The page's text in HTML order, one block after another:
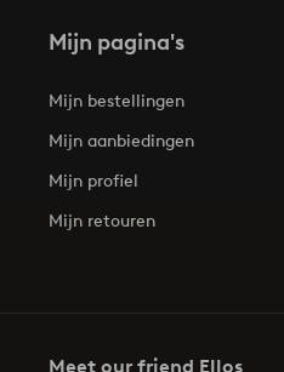
Mijn pagina's
Mijn bestellingen
Mijn aanbiedingen
Mijn profiel
Mijn retouren
Meet our friend Ellos